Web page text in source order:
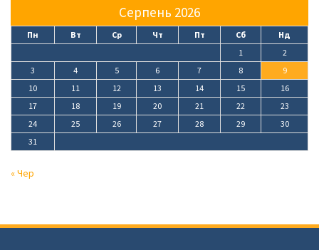
Серпень 2026
Пн Вт Ср Чт Пт Сб
Нд
1
2
3
4 5 6 7 8
9
10
11 12 13 14 15
16
17
18 19 20 21 22
23
24
25 26 27 28 29
30
31
« Чер